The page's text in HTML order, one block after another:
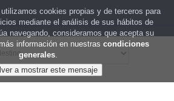
cookies propias y de terceros para
mediante el análisis de sus hábitos de
navegando, consideramos que acepta su
información en nuestras condiciones
generales.